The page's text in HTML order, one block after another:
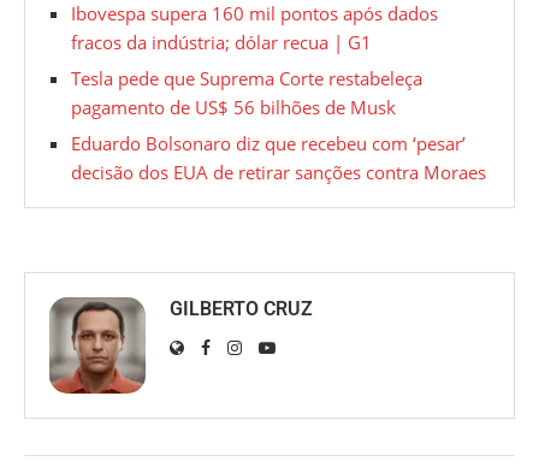
Ibovespa supera 160 mil pontos após dados
fracos da indústria; dólar recua | G1
Tesla pede que Suprema Corte restabeleça
pagamento de US$ 56 bilhões de Musk
Eduardo Bolsonaro diz que recebeu com ‘pesar’
decisão dos EUA de retirar sanções contra Moraes
GILBERTO CRUZ